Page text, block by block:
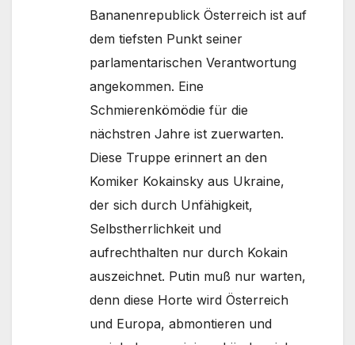
Bananenrepublick Österreich ist auf
dem tiefsten Punkt seiner
parlamentarischen Verantwortung
angekommen. Eine
Schmierenkömödie für die
nächstren Jahre ist zuerwarten.
Diese Truppe erinnert an den
Komiker Kokainsky aus Ukraine,
der sich durch Unfähigkeit,
Selbstherrlichkeit und
aufrechthalten nur durch Kokain
auszeichnet. Putin muß nur warten,
denn diese Horte wird Österreich
und Europa, abmontieren und